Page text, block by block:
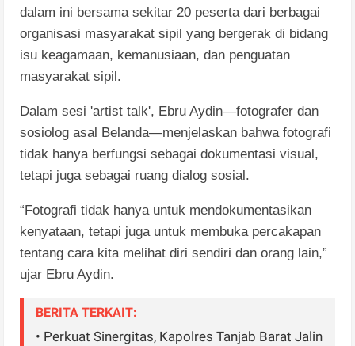
dalam ini bersama sekitar 20 peserta dari berbagai
organisasi masyarakat sipil yang bergerak di bidang
isu keagamaan, kemanusiaan, dan penguatan
masyarakat sipil.
Dalam sesi 'artist talk', Ebru Aydin—fotografer dan
sosiolog asal Belanda—menjelaskan bahwa fotografi
tidak hanya berfungsi sebagai dokumentasi visual,
tetapi juga sebagai ruang dialog sosial.
“Fotografi tidak hanya untuk mendokumentasikan
kenyataan, tetapi juga untuk membuka percakapan
tentang cara kita melihat diri sendiri dan orang lain,”
ujar Ebru Aydin.
BERITA TERKAIT:
• Perkuat Sinergitas, Kapolres Tanjab Barat Jalin